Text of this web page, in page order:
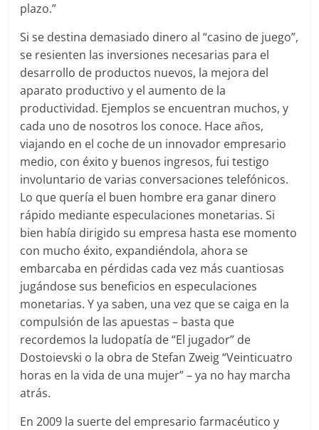
plazo.”
Si se destina demasiado dinero al “casino de juego”,
se resienten las inversiones necesarias para el
desarrollo de productos nuevos, la mejora del
aparato productivo y el aumento de la
productividad. Ejemplos se encuentran muchos, y
cada uno de nosotros los conoce. Hace años,
viajando en el coche de un innovador empresario
medio, con éxito y buenos ingresos, fui testigo
involuntario de varias conversaciones telefónicos.
Lo que quería el buen hombre era ganar dinero
rápido mediante especulaciones monetarias. Si
bien había dirigido su empresa hasta ese momento
con mucho éxito, expandiéndola, ahora se
embarcaba en pérdidas cada vez más cuantiosas
jugándose sus beneficios en especulaciones
monetarias. Y ya saben, una vez que se caiga en la
compulsión de las apuestas – basta que
recordemos la ludopatía de “El jugador” de
Dostoievski o la obra de Stefan Zweig “Veinticuatro
horas en la vida de una mujer” – ya no hay marcha
atrás.
En 2009 la suerte del empresario farmacéutico y